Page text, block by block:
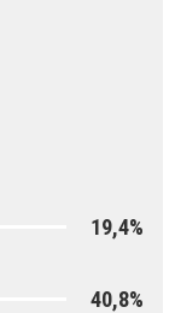
19,4%
40,8%